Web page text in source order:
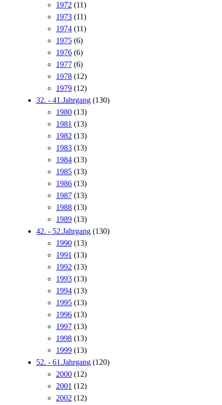
1972 (11)
1973 (11)
1974 (11)
1975 (6)
1976 (6)
1977 (6)
1978 (12)
1979 (12)
32. - 41.Jahrgang (130)
1980 (13)
1981 (13)
1982 (13)
1983 (13)
1984 (13)
1985 (13)
1986 (13)
1987 (13)
1988 (13)
1989 (13)
42. - 52.Jahrgang (130)
1990 (13)
1991 (13)
1992 (13)
1993 (13)
1994 (13)
1995 (13)
1996 (13)
1997 (13)
1998 (13)
1999 (13)
52. - 61.Jahrgang (120)
2000 (12)
2001 (12)
2002 (12)